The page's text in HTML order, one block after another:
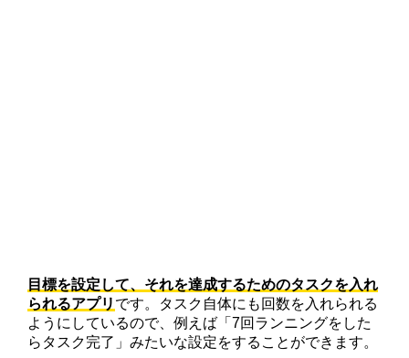
目標を設定して、それを達成するためのタスクを入れ
られるアプリ です。タスク自体にも回数を入れられる
ようにしているので、例えば「7回ランニングをした
らタスク完了」みたいな設定をすることができます。